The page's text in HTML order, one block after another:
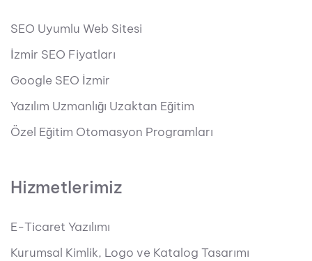
SEO Uyumlu Web Sitesi
İzmir SEO Fiyatları
Google SEO İzmir
Yazılım Uzmanlığı Uzaktan Eğitim
Özel Eğitim Otomasyon Programları
Hizmetlerimiz
E-Ticaret Yazılımı
Kurumsal Kimlik, Logo ve Katalog Tasarımı